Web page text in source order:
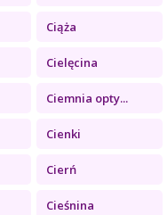
Ciąża
Cielęcina
Ciemnia opty...
Cienki
Cierń
Cieśnina